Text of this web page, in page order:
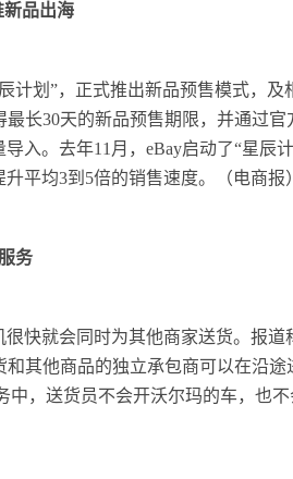
新品出海
计划”，正式推出新品预售模式，
最长30天的新品预售期限，并通过
入。去年11月，eBay启动了“星辰
平均3到5倍的销售速度。（电商报）
务
快就会同时为其他商家送货。报
和其他商品的独立承包商可以在沿
中，送货员不会开沃尔玛的车，也